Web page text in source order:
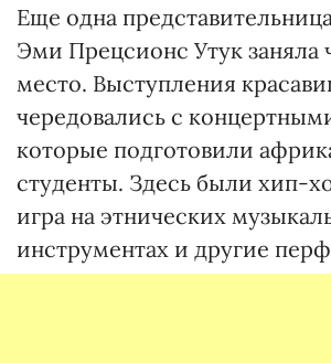
Еще одна
Эми Прецсионс Утук заняла
место. Выступления
чередовались с
которые подготовили
студенты. Здесь были хип-
игра на этнических
инструментах и другие